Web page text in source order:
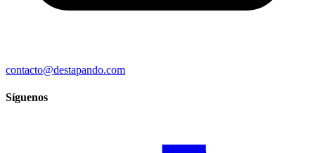
contacto@destapando.com
Síguenos